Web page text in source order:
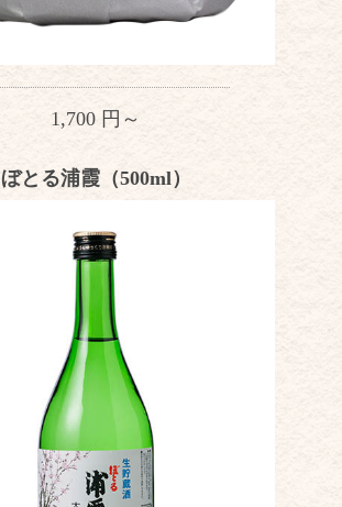
1,700 円～
ぼとる浦霞（500ml）